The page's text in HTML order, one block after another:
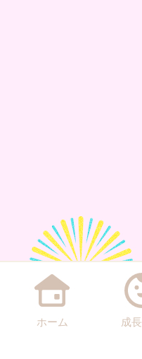
ホーム 成